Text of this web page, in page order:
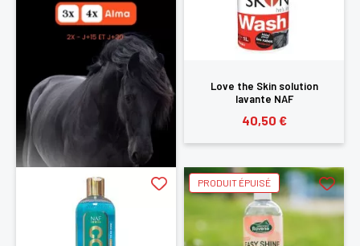
Love the Skin solution
lavante NAF
40,50 €
PRODUIT ÉPUISÉ